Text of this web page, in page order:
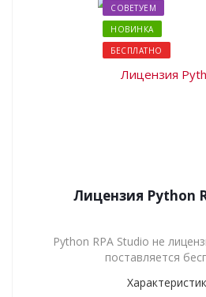
СОВЕТУЕМ
НОВИНКА
БЕСПЛАТНО
Лицензия Python
Python RPA Studio не
поставляется